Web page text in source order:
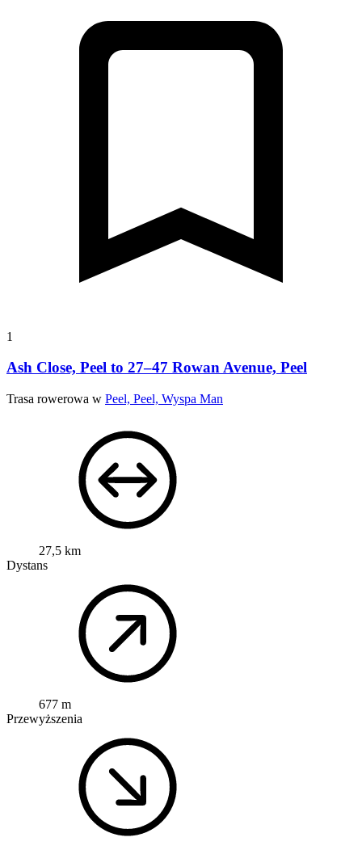
1
Ash Close, Peel to 27–47 Rowan Avenue, Peel
Trasa rowerowa w Peel, Peel, Wyspa Man
27,5 km
Dystans
677 m
Przewyższenia